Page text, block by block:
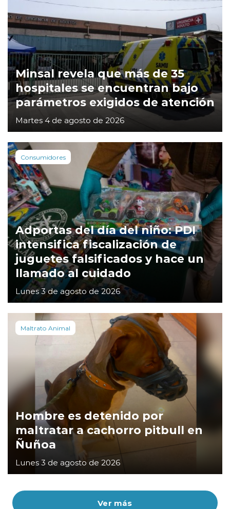
Ver más
Minsal revela que más de 35
hospitales se encuentran bajo
parámetros exigidos de atención
Martes 4 de agosto de 2026
Consumidores
Adportas del día del niño: PDI
intensifica fiscalización de
juguetes falsificados y hace un
llamado al cuidado
Lunes 3 de agosto de 2026
Maltrato Animal
Hombre es detenido por
maltratar a cachorro pitbull en
Ñuñoa
Lunes 3 de agosto de 2026